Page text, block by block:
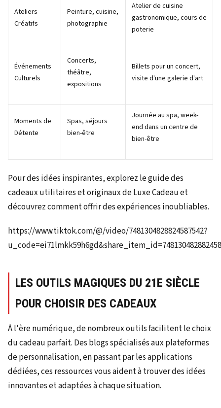
Ateliers
Créatifs
Peinture, cuisine,
photographie
Atelier de cuisine
gastronomique, cours de
poterie
Événements
Culturels
Concerts,
théâtre,
expositions
Billets pour un concert,
visite d'une galerie d'art
Moments de
Détente
Spas, séjours
bien-être
Journée au spa, week-
end dans un centre de
bien-être
Pour des idées inspirantes, explorez le guide des
cadeaux utilitaires et originaux de Luxe Cadeau et
découvrez comment offrir des expériences inoubliables.
https://www.tiktok.com/@/video/7481304828824587542?
LES OUTILS MAGIQUES DU 21E SIÈCLE
POUR CHOISIR DES CADEAUX
À l'ère numérique, de nombreux outils facilitent le choix
du cadeau parfait. Des blogs spécialisés aux plateformes
de personnalisation, en passant par les applications
dédiées, ces ressources vous aident à trouver des idées
innovantes et adaptées à chaque situation.